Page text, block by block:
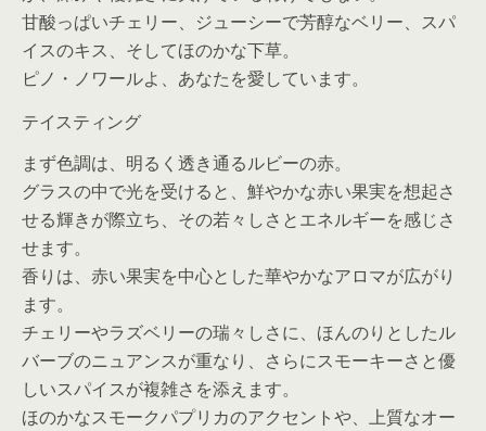
甘酸っぱいチェリー、ジューシーで芳醇なベリー、スパ
イスのキス、そしてほのかな下草。
ピノ・ノワールよ、あなたを愛しています。
テイスティング
まず色調は、明るく透き通るルビーの赤。
グラスの中で光を受けると、鮮やかな赤い果実を想起さ
せる輝きが際立ち、その若々しさとエネルギーを感じさ
せます。
香りは、赤い果実を中心とした華やかなアロマが広がり
ます。
チェリーやラズベリーの瑞々しさに、ほんのりとしたル
バーブのニュアンスが重なり、さらにスモーキーさと優
しいスパイスが複雑さを添えます。
ほのかなスモークパプリカのアクセントや、上質なオー